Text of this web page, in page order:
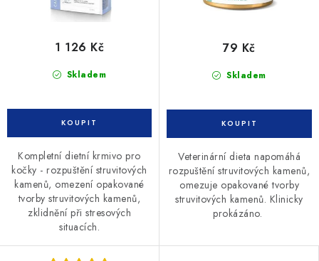
Skladem
1 126 Kč
Kompletní dietní krmivo pro
kočky - rozpuštění struvitových
kamenů, omezení opakované
tvorby struvitových kamenů,
zklidnění při stresových
situacích.
Skladem
79 Kč
Veterinární dieta napomáhá
rozpuštění struvitových kamenů,
omezuje opakované tvorby
struvitových kamenů. Klinicky
prokázáno.